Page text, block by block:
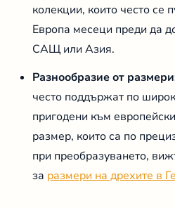
колекции, които често се
Европа месеци преди да
САЩ или Азия.
Разнообразие от
често поддържат по
пригодени към
размер, които са по
при преобразуването,
за размери на дрехите в